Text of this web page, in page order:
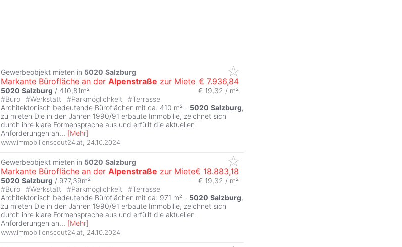
Gewerbeobjekt mieten in 5020 Salzburg
Markante Bürofläche an der Alpenstraße zur Miete € 7.936,84
5020 Salzburg / 410,81m²
€ 19,32 / m²
#Büro #Werkstatt #Parkmöglichkeit #Terrasse
Architektonisch bedeutende Büroflächen mit ca. 410 m² - 5020 Salzburg,
zu mieten Die in den Jahren 1990/91 erbaute Immobilie, zeichnet sich
durch ihre klare Formensprache aus und erfüllt die aktuellen
Anforderungen an... [Mehr]
www.immobilienscout24.at, 24.10.2024
Gewerbeobjekt mieten in 5020 Salzburg
Markante Bürofläche an der Alpenstraße zur Miete€ 18.883,18
5020 Salzburg / 977,39m²
€ 19,32 / m²
#Büro #Werkstatt #Parkmöglichkeit #Terrasse
Architektonisch bedeutende Büroflächen mit ca. 971 m² - 5020 Salzburg,
zu mieten Die in den Jahren 1990/91 erbaute Immobilie, zeichnet sich
durch ihre klare Formensprache aus und erfüllt die aktuellen
Anforderungen an... [Mehr]
www.immobilienscout24.at, 24.10.2024